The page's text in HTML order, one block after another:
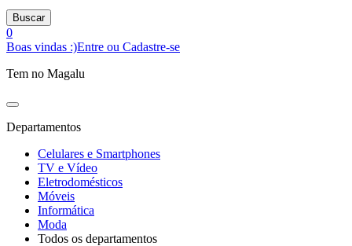
Buscar
0
Boas vindas :)Entre ou Cadastre-se
Tem no Magalu
Departamentos
Celulares e Smartphones
TV e Vídeo
Eletrodomésticos
Móveis
Informática
Moda
Todos os departamentos